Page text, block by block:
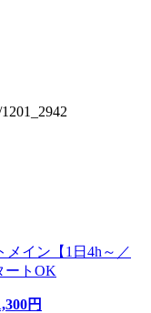
イン【1日4h～／
ートOK
円